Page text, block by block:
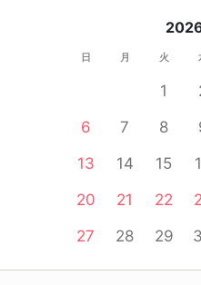
日 月 火
1
6
7 8
13
14 15
20
21 22
27
28 29